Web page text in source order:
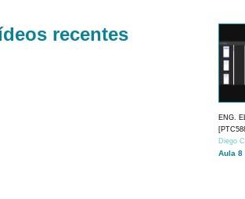
recentes
ENG.
Diego
Aula 8